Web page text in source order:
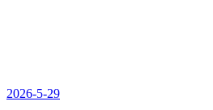
2026-5-29